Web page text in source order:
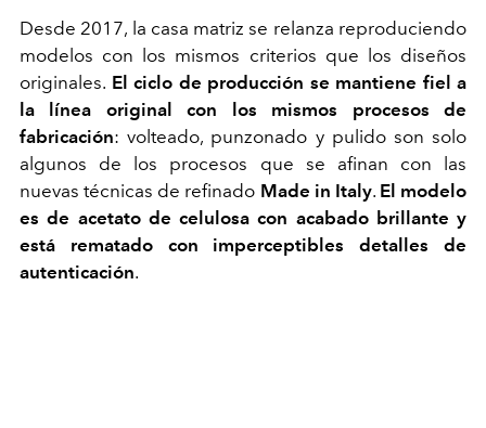
Desde 2017, la casa matriz se relanza reproduciendo
modelos con los mismos criterios que los diseños
originales. El ciclo de producción se mantiene fiel a
la línea original con los mismos procesos de
fabricación: volteado, punzonado y pulido son solo
algunos de los procesos que se afinan con las
nuevas técnicas de refinado Made in Italy. El modelo
es de acetato de celulosa con acabado brillante y
está rematado con imperceptibles detalles de
autenticación.